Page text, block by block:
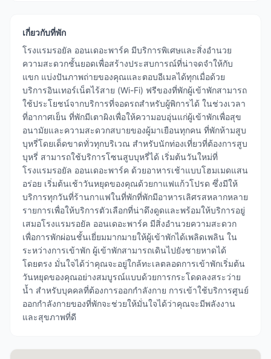
เกี่ยวกับที่พัก
โรงแรมรอยัล ออนเดอะพาร์ค มีบริการพิเศษและสิ่งอำนวย
ความสะดวกชั้นยอดเพื่อสร้างประสบการณ์ที่น่าจดจำให้กับ
แขก แบ่งปันภาพถ่ายของคุณและตอบอีเมลได้ทุกเมื่อด้วย
บริการอินเทอร์เน็ตไร้สาย (Wi-Fi) ฟรีของที่พักผู้เข้าพักสามารถ
ใช้ประโยชน์จากบริการที่จอดรถสำหรับผู้พิการได้ ในช่วงเวลา
ที่อากาศเย็น ที่พักมีเตาผิงเพื่อให้ความอบอุ่นแก่ผู้เข้าพักเพื่อสุข
อนามัยและความสะดวกสบายของผู้มาเยือนทุกคน ที่พักห้ามสูบ
บุหรี่โดยเด็ดขาดทั่วทุกบริเวณ สำหรับนักท่องเที่ยวที่ต้องการสูบ
บุหรี่ สามารถใช้บริการโซนสูบบุหรี่ได้ เริ่มต้นวันใหม่ที่
โรงแรมรอยัล ออนเดอะพาร์ค ด้วยอาหารเช้าแบบโฮมเมดแสน
อร่อย เริ่มต้นเช้าวันหยุดของคุณด้วยกาแฟแก้วโปรด ซึ่งมีให้
บริการทุกวันที่ร้านกาแฟในที่พักที่พักมีอาหารเลิศรสหลากหลาย
รายการเพื่อให้บริการตัวเลือกที่น่าดึงดูดและพร้อมให้บริการอยู่
เสมอโรงแรมรอยัล ออนเดอะพาร์ค มีสิ่งอำนวยความสะดวก
เพื่อการพักผ่อนชั้นเยี่ยมมากมายให้ผู้เข้าพักได้เพลิดเพลิน ใน
ระหว่างการเข้าพัก ผู้เข้าพักสามารถเดินไปยังชายหาดได้
โดยตรง มั่นใจได้ว่าคุณจะอยู่ใกล้ทะเลตลอดการเข้าพักเริ่มต้น
วันหยุดของคุณอย่างสมบูรณ์แบบด้วยการกระโดดลงสระว่าย
น้ำ สำหรับบุคคลที่ต้องการออกกำลังกาย การเข้าใช้บริการศูนย์
ออกกำลังกายของที่พักจะช่วยให้มั่นใจได้ว่าคุณจะมีพลังงาน
และสุขภาพที่ดี